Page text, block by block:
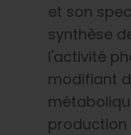
et son
synthèse
l'activité
modifiant